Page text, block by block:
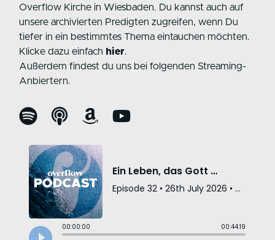
Overflow Kirche in Wiesbaden. Du kannst auch auf
unsere archivierten Predigten zugreifen, wenn Du
tiefer in ein bestimmtes Thema eintauchen möchten.
Klicke dazu einfach hier.
Außerdem findest du uns bei folgenden Streaming-
Anbiertern.